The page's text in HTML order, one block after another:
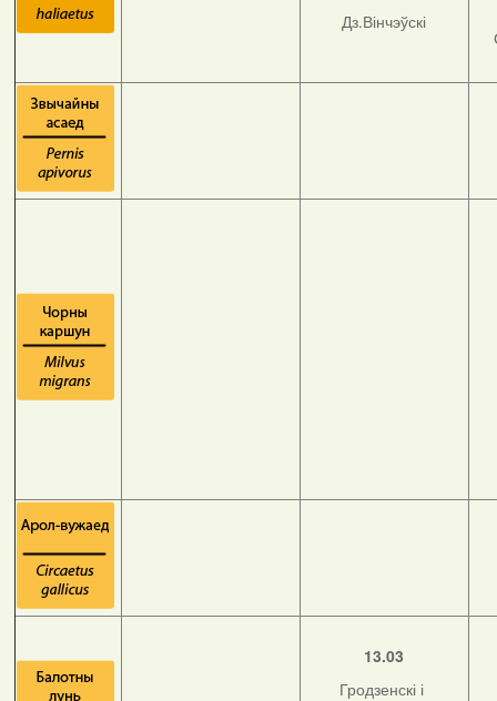
Дз.Вінчэўскі
13.03
Гродзенскі і